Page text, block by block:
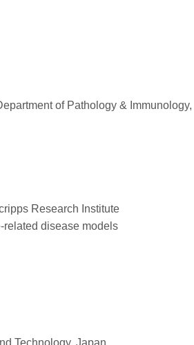
of Pathology & Immunology,
Research Institute
disease models